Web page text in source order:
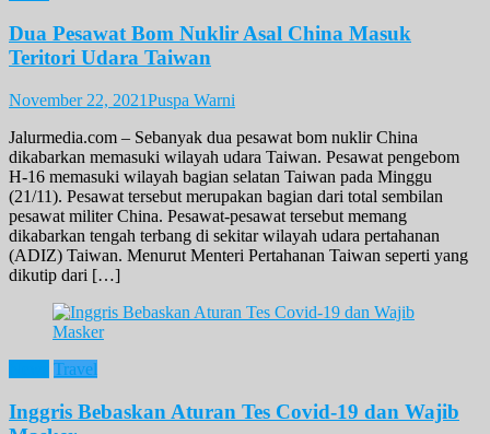
Dua Pesawat Bom Nuklir Asal China Masuk
Teritori Udara Taiwan
November 22, 2021Puspa Warni
Jalurmedia.com – Sebanyak dua pesawat bom nuklir China
dikabarkan memasuki wilayah udara Taiwan. Pesawat pengebom
H-16 memasuki wilayah bagian selatan Taiwan pada Minggu
(21/11). Pesawat tersebut merupakan bagian dari total sembilan
pesawat militer China. Pesawat-pesawat tersebut memang
dikabarkan tengah terbang di sekitar wilayah udara pertahanan
(ADIZ) Taiwan. Menurut Menteri Pertahanan Taiwan seperti yang
dikutip dari […]
Travel
Inggris Bebaskan Aturan Tes Covid-19 dan Wajib